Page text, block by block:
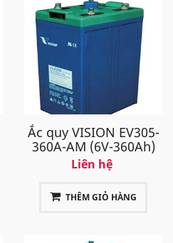
Ắc quy VISION EV305-
360A-AM (6V-360Ah)
Liên hệ
THÊM GIỎ HÀNG